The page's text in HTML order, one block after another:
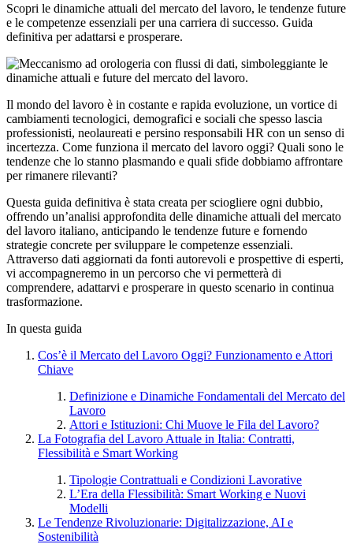
Scopri le dinamiche attuali del mercato del lavoro, le tendenze future
e le competenze essenziali per una carriera di successo. Guida
definitiva per adattarsi e prosperare.
Il mondo del lavoro è in costante e rapida evoluzione, un vortice di
cambiamenti tecnologici, demografici e sociali che spesso lascia
professionisti, neolaureati e persino responsabili HR con un senso di
incertezza. Come funziona il mercato del lavoro oggi? Quali sono le
tendenze che lo stanno plasmando e quali sfide dobbiamo affrontare
per rimanere rilevanti?
Questa guida definitiva è stata creata per sciogliere ogni dubbio,
offrendo un’analisi approfondita delle dinamiche attuali del mercato
del lavoro italiano, anticipando le tendenze future e fornendo
strategie concrete per sviluppare le competenze essenziali.
Attraverso dati aggiornati da fonti autorevoli e prospettive di esperti,
vi accompagneremo in un percorso che vi permetterà di
comprendere, adattarvi e prosperare in questo scenario in continua
trasformazione.
In questa guida
Cos’è il Mercato del Lavoro Oggi? Funzionamento e Attori
Chiave
Definizione e Dinamiche Fondamentali del Mercato del
Lavoro
Attori e Istituzioni: Chi Muove le Fila del Lavoro?
La Fotografia del Lavoro Attuale in Italia: Contratti,
Flessibilità e Smart Working
Tipologie Contrattuali e Condizioni Lavorative
L’Era della Flessibilità: Smart Working e Nuovi
Modelli
Le Tendenze Rivoluzionarie: Digitalizzazione, AI e
Sostenibilità